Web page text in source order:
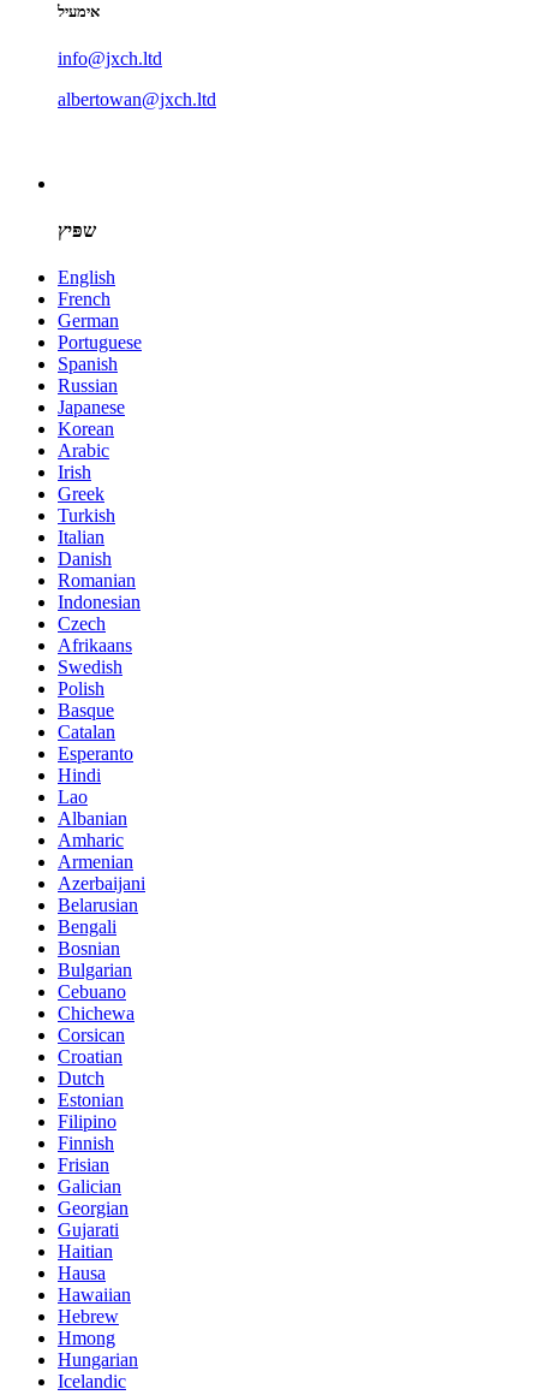
אימעיל
info@jxch.ltd
albertowan@jxch.ltd
שפּיץ
English
French
German
Portuguese
Spanish
Russian
Japanese
Korean
Arabic
Irish
Greek
Turkish
Italian
Danish
Romanian
Indonesian
Czech
Afrikaans
Swedish
Polish
Basque
Catalan
Esperanto
Hindi
Lao
Albanian
Amharic
Armenian
Azerbaijani
Belarusian
Bengali
Bosnian
Bulgarian
Cebuano
Chichewa
Corsican
Croatian
Dutch
Estonian
Filipino
Finnish
Frisian
Galician
Georgian
Gujarati
Haitian
Hausa
Hawaiian
Hebrew
Hmong
Hungarian
Icelandic